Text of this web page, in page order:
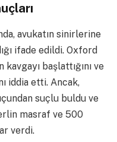
avukatın sinirlerine
ifade edildi. Oxford
başlattığını ve
iddia etti. Ancak,
suçlu buldu ve
masraf ve 500
verdi.